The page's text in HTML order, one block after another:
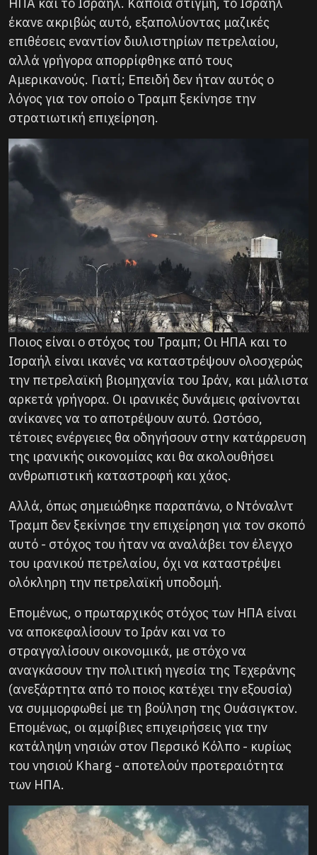
έκανε ακριβώς αυτό, εξαπολύοντας μαζικές
επιθέσεις εναντίον διυλιστηρίων πετρελαίου,
αλλά γρήγορα απορρίφθηκε από τους
Αμερικανούς. Γιατί; Επειδή δεν ήταν αυτός ο
λόγος για τον οποίο ο Τραμπ ξεκίνησε την
στρατιωτική επιχείρηση.
Ποιος είναι ο στόχος του Τραμπ; Οι ΗΠΑ και το
Ισραήλ είναι ικανές να καταστρέψουν ολοσχερώς
την πετρελαϊκή βιομηχανία του Ιράν, και μάλιστα
αρκετά γρήγορα. Οι ιρανικές δυνάμεις φαίνονται
ανίκανες να το αποτρέψουν αυτό. Ωστόσο,
τέτοιες ενέργειες θα οδηγήσουν στην κατάρρευση
της ιρανικής οικονομίας και θα ακολουθήσει
ανθρωπιστική καταστροφή και χάος.
Αλλά, όπως σημειώθηκε παραπάνω, ο Ντόναλντ
Τραμπ δεν ξεκίνησε την επιχείρηση για τον σκοπό
αυτό - στόχος του ήταν να αναλάβει τον έλεγχο
του ιρανικού πετρελαίου, όχι να καταστρέψει
ολόκληρη την πετρελαϊκή υποδομή.
Επομένως, ο πρωταρχικός στόχος των ΗΠΑ είναι
να αποκεφαλίσουν το Ιράν και να το
στραγγαλίσουν οικονομικά, με στόχο να
αναγκάσουν την πολιτική ηγεσία της Τεχεράνης
(ανεξάρτητα από το ποιος κατέχει την εξουσία)
να συμμορφωθεί με τη βούληση της Ουάσιγκτον.
Επομένως, οι αμφίβιες επιχειρήσεις για την
κατάληψη νησιών στον Περσικό Κόλπο - κυρίως
του νησιού Kharg - αποτελούν προτεραιότητα
των ΗΠΑ.